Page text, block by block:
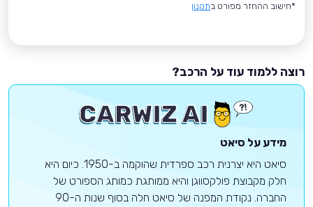
*חישוב ההחזר מפורט בתקנון
רוצה ללמוד עוד על הרכב?
מידע על סיאט
סיאט היא יצרנית רכב ספרדית שהוקמה ב-1950. כיום היא
חלק מקבוצת פולקסווגן והיא ממותגת כמותג הספורט של
החברה. נקודת המפנה של סיאט חלה בסוף שנות ה-90